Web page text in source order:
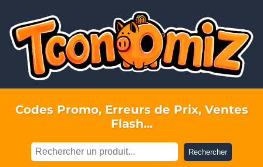
Codes Promo, Erreurs de Prix, Ventes
Flash...
Rechercher